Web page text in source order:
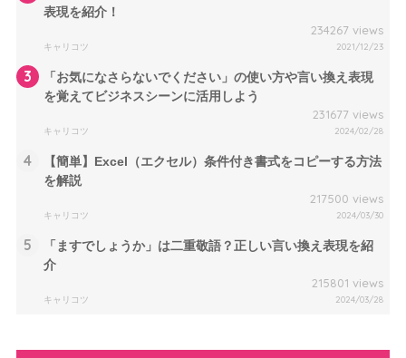
表現を紹介！
234267 views
キャリコツ 2021/12/23
3
「お気になさらないでください」の使い方や言い換え表現
を覚えてビジネスシーンに活用しよう
231677 views
キャリコツ 2024/02/28
4
【簡単】Excel（エクセル）条件付き書式をコピーする方法
を解説
217500 views
キャリコツ 2024/03/30
5
「ますでしょうか」は二重敬語？正しい言い換え表現を紹
介
215801 views
キャリコツ 2024/03/28